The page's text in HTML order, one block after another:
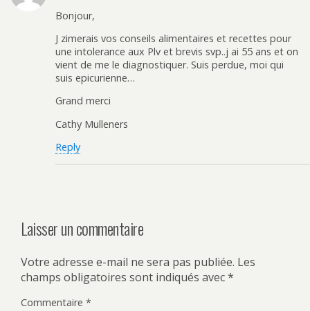
Bonjour,
J zimerais vos conseils alimentaires et recettes pour
une intolerance aux Plv et brevis svp..j ai 55 ans et on
vient de me le diagnostiquer. Suis perdue, moi qui
suis epicurienne…
Grand merci
Cathy Mulleners
Reply
Laisser un commentaire
Votre adresse e-mail ne sera pas publiée. Les
champs obligatoires sont indiqués avec*
Commentaire *